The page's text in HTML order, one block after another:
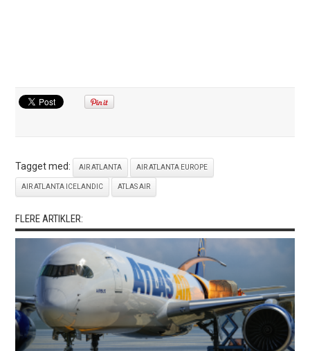
Tagget med: AIR ATLANTA AIR ATLANTA EUROPE
AIR ATLANTA ICELANDIC ATLAS AIR
FLERE ARTIKLER: